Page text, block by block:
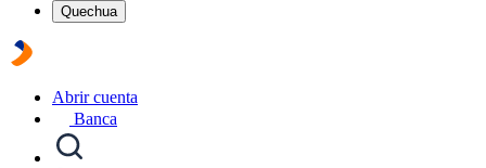
Quechua
Abrir cuenta
Banca